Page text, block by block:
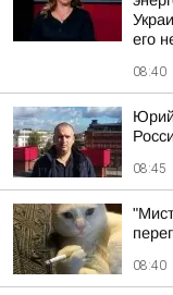
его
08:40
Юрий
08:45
08:40